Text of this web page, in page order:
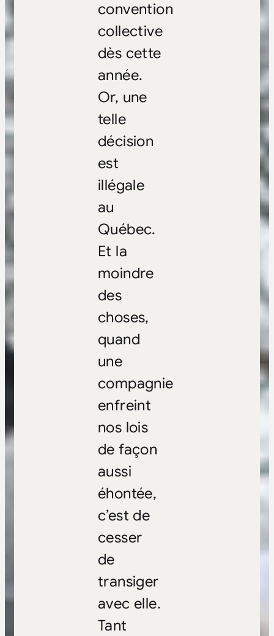
convention
collective
dès cette
année.
Or, une
telle
décision
est
illégale
au
Québec.
Et la
moindre
des
choses,
quand
une
compagnie
enfreint
nos lois
de façon
aussi
éhontée,
c’est de
cesser
de
transiger
avec elle.
Tant